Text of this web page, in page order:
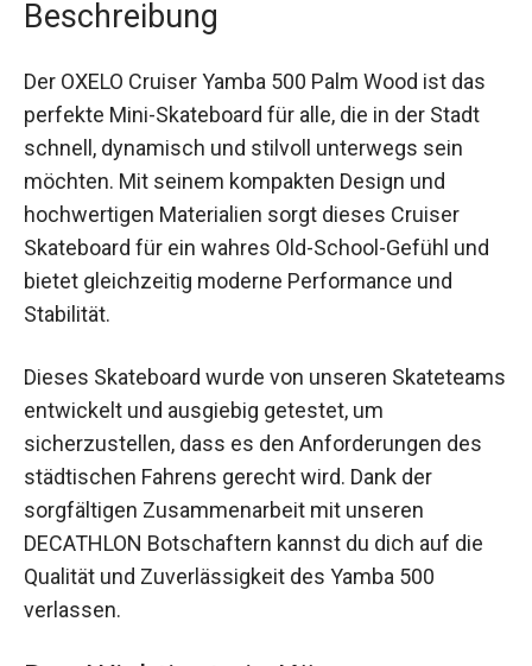
Beschreibung
Der OXELO Cruiser Yamba 500 Palm Wood ist das
perfekte Mini-Skateboard für alle, die in der Stadt
schnell, dynamisch und stilvoll unterwegs sein
möchten. Mit seinem kompakten Design und
hochwertigen Materialien sorgt dieses Cruiser
Skateboard für ein wahres Old-School-Gefühl und
bietet gleichzeitig moderne Performance und
Stabilität.
Dieses Skateboard wurde von unseren
Skateteams entwickelt und ausgiebig getestet,
um sicherzustellen, dass es den Anforderungen
des städtischen Fahrens gerecht wird. Dank der
sorgfältigen Zusammenarbeit mit unseren
DECATHLON Botschaftern kannst du dich auf die
Qualität und Zuverlässigkeit des Yamba 500
verlassen.